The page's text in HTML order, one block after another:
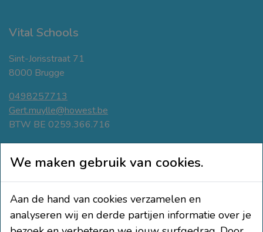
Vital Schools
Sint-Jorisstraat 71
8000 Brugge
0498257713
Gert.muylle@howest.be
BTW BE 0259.366.716
Navigeer
Actief leren
Educatie & participatie
We maken gebruik van cookies.
Aan de hand van cookies verzamelen en
analyseren wij en derde partijen informatie over je